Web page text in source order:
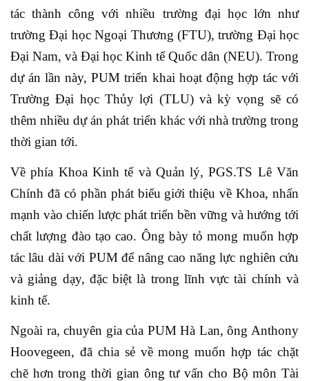
tác thành công với nhiều trường đại học lớn như
trường Đại học Ngoại Thương (FTU), trường Đại học
Đại Nam, và Đại học Kinh tế Quốc dân (NEU). Trong
dự án lần này, PUM triển khai hoạt động hợp tác với
Trường Đại học Thủy lợi (TLU) và kỳ vọng sẽ có
thêm nhiều dự án phát triển khác với nhà trường trong
thời gian tới.
Về phía Khoa Kinh tế và Quản lý, PGS.TS Lê Văn
Chính đã có phần phát biểu giới thiệu về Khoa, nhấn
mạnh vào chiến lược phát triển bền vững và hướng tới
chất lượng đào tạo cao. Ông bày tỏ mong muốn hợp
tác lâu dài với PUM để nâng cao năng lực nghiên cứu
và giảng dạy, đặc biệt là trong lĩnh vực tài chính và
kinh tế.
Ngoài ra, chuyên gia của PUM Hà Lan, ông Anthony
Hoovegeen, đã chia sẻ về mong muốn hợp tác chặt
chẽ hơn trong thời gian ông tư vấn cho Bộ môn Tài